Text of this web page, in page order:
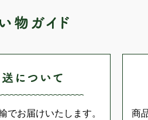
でお届けいたします。
商